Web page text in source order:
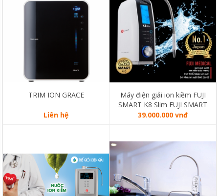
TRIM ION GRACE
Liên hệ
Máy điện giải ion kiềm FUJI
SMART K8 Slim FUJI SMART
K8 Slim thương hiệu đến từ
39.000.000 vnđ